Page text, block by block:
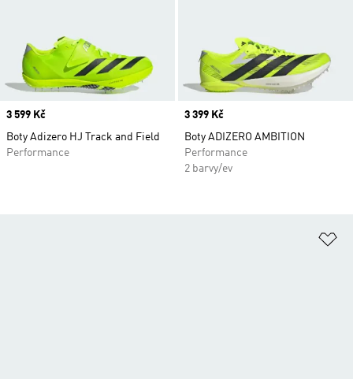
Price
3 599 Kč
Boty Adizero HJ Track and Field
Performance
Price
3 399 Kč
Boty ADIZERO AMBITION
Performance
2 barvy/ev